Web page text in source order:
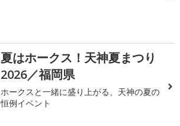
夏はホークス！天神夏まつり
2026／福岡県
ホークスと一緒に盛り上がる、天神の夏の
恒例イベント